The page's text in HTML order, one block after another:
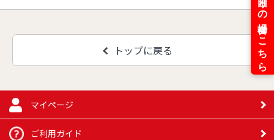
トップに戻る
マイページ
ご利用ガイド